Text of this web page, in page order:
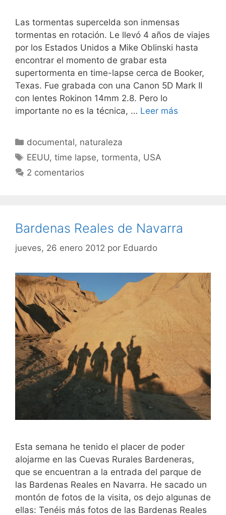
Las tormentas supercelda son inmensas
tormentas en rotación. Le llevó 4 años de viajes
por los Estados Unidos a Mike Oblinski hasta
encontrar el momento de grabar esta
supertormenta en time-lapse cerca de Booker,
Texas. Fue grabada con una Canon 5D Mark II
con lentes Rokinon 14mm 2.8. Pero lo
importante no es la técnica, … Leer más
Categorías
documental, naturaleza
Etiquetas
EEUU,time lapse,tormenta, USA
2 comentarios
Bardenas Reales de Navarra
jueves, 26 enero 2012 por Eduardo
Esta semana he tenido el placer de poder
alojarme en las Cuevas Rurales Bardeneras,
que se encuentran a la entrada del parque de
las Bardenas Reales en Navarra. He sacado un
montón de fotos de la visita, os dejo algunas de
ellas: Tenéis más fotos de las Bardenas Reales